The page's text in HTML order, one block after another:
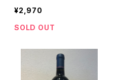
¥2,970
SOLD OUT